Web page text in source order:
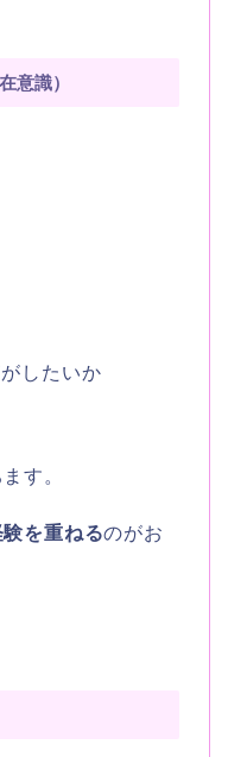
意識）
したいか
す。
験を重ねるのがお